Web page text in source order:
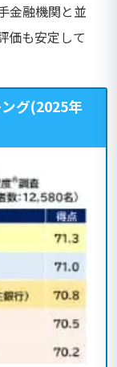
金融機関と並
価も安定して
グ(2025年